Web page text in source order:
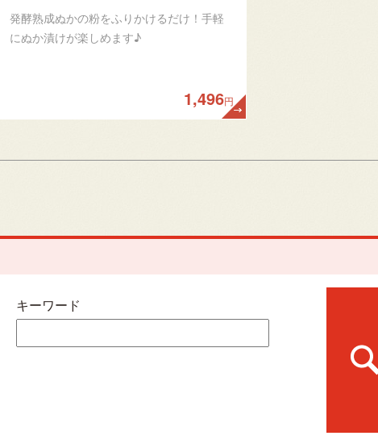
発酵熟成ぬかの粉をふりかけるだけ！手軽
にぬか漬けが楽しめます♪
1,496円
キーワード